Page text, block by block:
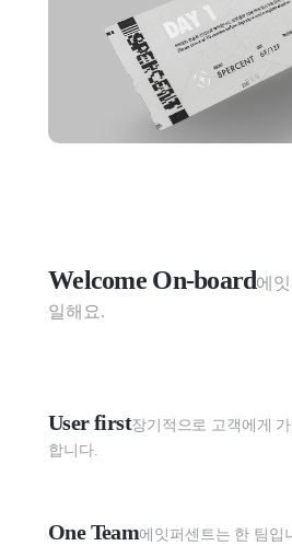
Welcome On-board 에
일해요.
User first장기적으로 고객에게
합니다.
One Team에잇퍼센트는 한 팀입